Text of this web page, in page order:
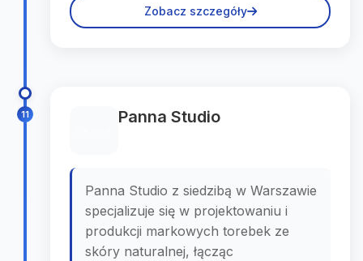
Zobacz szczegóły
11 Panna Studio
Panna Studio z siedzibą w Warszawie
specjalizuje się w projektowaniu i
produkcji markowych torebek ze
skóry naturalnej, łącząc